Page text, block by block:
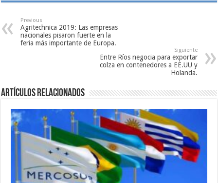
Previous
Agritechnica 2019: Las empresas
nacionales pisaron fuerte en la
feria más importante de Europa.
Siguiente
Entre Ríos negocia para exportar
colza en contenedores a EE.UU y
Holanda.
Artículos relacionados